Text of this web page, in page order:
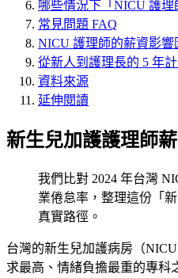
哪些情況下「NICU 護
常見問題 FAQ
NICU 護理師的薪資影響
從新人到護理長的 5 年
資料來源
延伸閱讀
新生兒加護護理師
我們比對 2024 年台灣
業倦怠率，整理這份「
真實路徑。
台灣的新生兒加護病房（
求最高、情緒負擔最重的專科